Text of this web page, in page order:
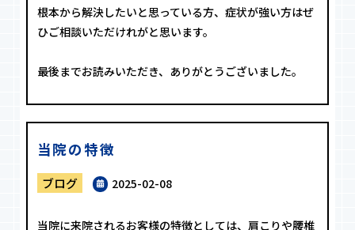
根本から解決したいと思っている方、症状が強い方はぜ
ひご相談いただけれがと思います。
最後までお読みいただき、ありがとうございました。
当院の特徴
ブログ 2025-02-08
当院に来院されるお客様の特徴としては、肩こりや腰椎